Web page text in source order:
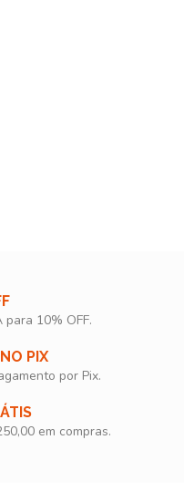
para 10% OFF.​
PIX
por Pix.
em compras.